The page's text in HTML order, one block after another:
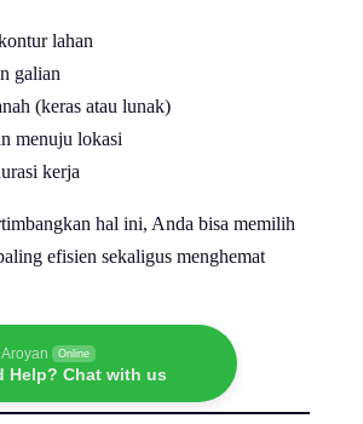
lahan
galian
(keras atau lunak)
menuju lokasi
kerja
hal ini, Anda bisa memilih
efisien sekaligus menghemat
Online
Help? Chat with us